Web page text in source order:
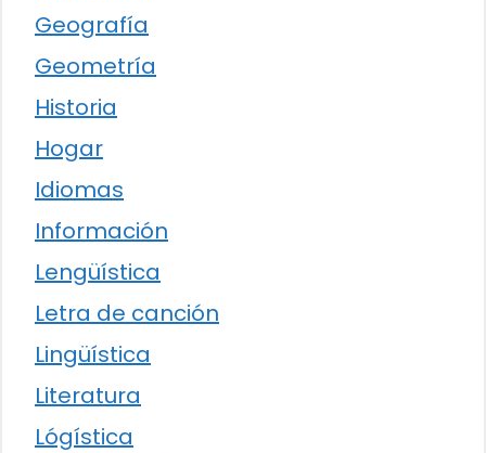
Geografía
Geometría
Historia
Hogar
Idiomas
Información
Lengüística
Letra de canción
Lingüística
Literatura
Lógística